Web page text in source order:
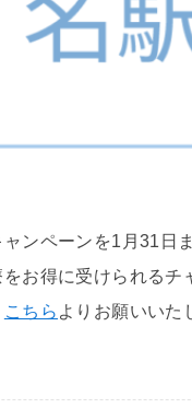
ンペーンを1月31日
お得に受けられるチ
こちら よりお願いいた